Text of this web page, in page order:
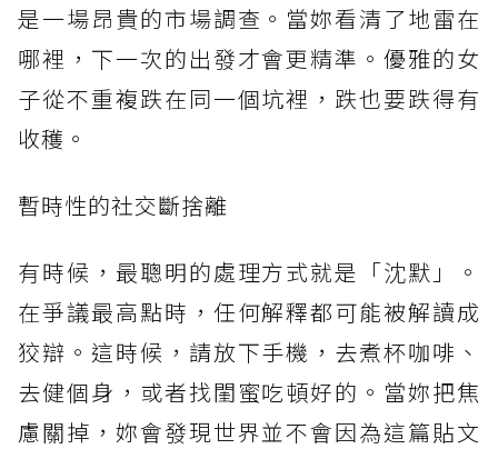
是一場昂貴的市場調查。當妳看清了地雷在
哪裡，下一次的出發才會更精準。優雅的女
子從不重複跌在同一個坑裡，跌也要跌得有
收穫。
暫時性的社交斷捨離
有時候，最聰明的處理方式就是「沈默」。
在爭議最高點時，任何解釋都可能被解讀成
狡辯。這時候，請放下手機，去煮杯咖啡、
去健個身，或者找閨蜜吃頓好的。當妳把焦
慮關掉，妳會發現世界並不會因為這篇貼文